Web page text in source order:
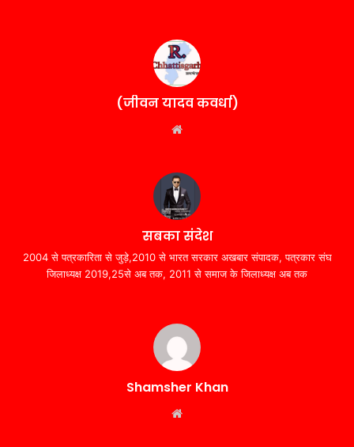
(जीवन यादव कवर्धा)
सबका संदेश
2004 से पत्रकारिता से जुड़े,2010 से भारत सरकार अखबार संपादक, पत्रकार संघ
जिलाध्यक्ष 2019,25से अब तक, 2011 से समाज के जिलाध्यक्ष अब तक
Shamsher Khan